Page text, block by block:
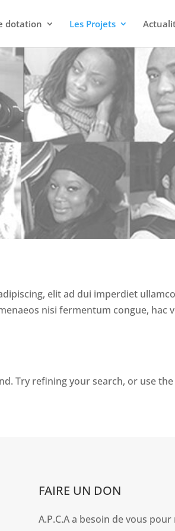
dotation Les Projets
elit ad dui imperdiet
nisi fermentum congue,
Try refining your search, or use
FAIRE UN DON
A.P.C.A a besoin de vous